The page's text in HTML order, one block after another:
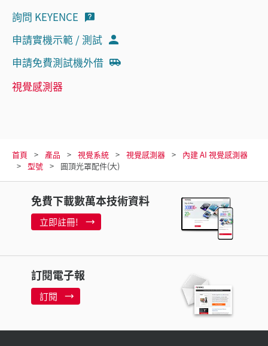
詢問 KEYENCE
申請實機示範 / 測試
申請免費測試機外借
視覺感測器
首頁 產品 視覺系統 視覺感測器
內建 AI 視覺感測器
型號
圓頂光罩配件(大)
免費下載數萬本技術資料
立即註冊!
訂閱電子報
訂閱